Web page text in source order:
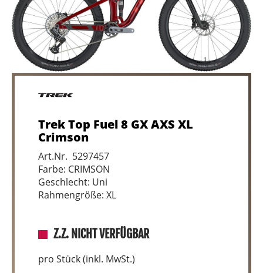
Trek Top Fuel 8 GX AXS XL
Crimson
Art.Nr. 5297457
Farbe: CRIMSON
Geschlecht: Uni
Rahmengröße: XL
Z.Z. NICHT VERFÜGBAR
pro Stück (inkl. MwSt.)